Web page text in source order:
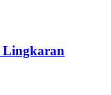
Lingkaran